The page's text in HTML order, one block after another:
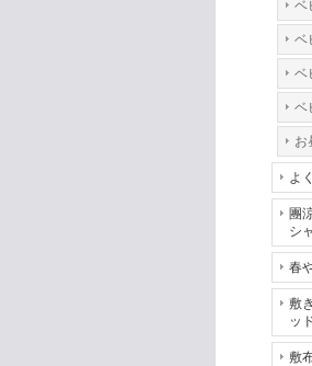
ベ
ベ
ベ
ベ
お
よ
團
シ
春
敷
ッ
敷